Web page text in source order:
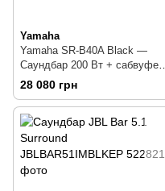
Yamaha
Yamaha SR-B40A Black —
Саундбар 200 Вт + сабвуфер
100 Вт
28 080 грн